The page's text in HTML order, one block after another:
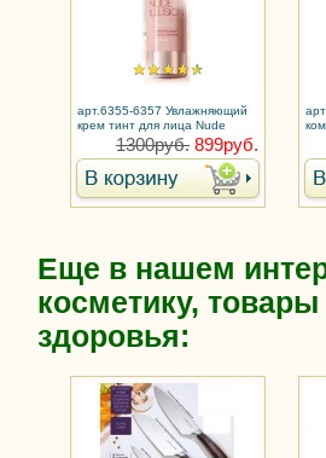
арт.6355-6357 Увлажняющий
крем тинт для лица Nude
1300руб. 899руб.
Еще в нашем
косметику,
здоровья: